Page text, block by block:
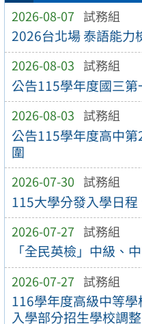
2026-08-07 試務組
2026台北場 泰語能力
2026-08-03 試務組
公告115學年度國三
2026-08-03 試務組
公告115學年度高中
圍
2026-07-30 試務組
115大學分發入學日
2026-07-27 試務組
「全民英檢」中級、
2026-07-27 試務組
116學年度高級中等
入學部分招生學校調